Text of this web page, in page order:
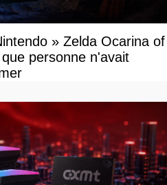
» Zelda Ocarina of
personne n'avait